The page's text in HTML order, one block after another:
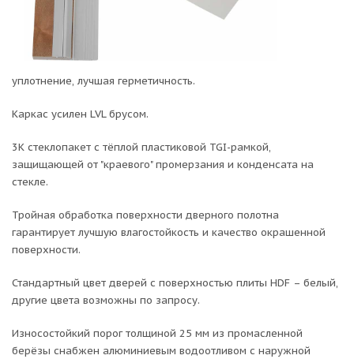
уплотнение, лучшая герметичность.
Каркас усилен LVL брусом.
3К стеклопакет с тёплой пластиковой TGI-рамкой,
защищающей от "краевого" промерзания и конденсата на
стекле.
Тройная обработка поверхности дверного полотна
гарантирует лучшую влагостойкость и качество окрашенной
поверхности.
Стандартный цвет дверей с поверхностью плиты HDF – белый,
другие цвета возможны по запросу.
Износостойкий порог толщиной 25 мм из промасленной
берёзы снабжен алюминиевым водоотливом с наружной